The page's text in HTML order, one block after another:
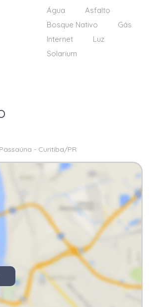
Água
Asfalto
Bosque Nativo
Gás
Internet
Luz
Solarium
- Curitiba/PR